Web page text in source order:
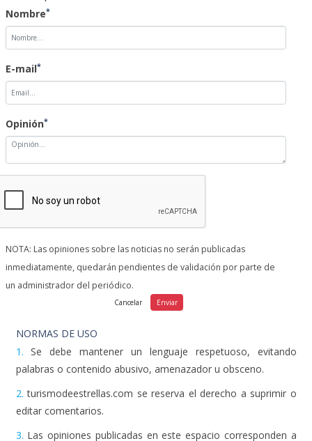
E-mail
Opinión
NOTA: Las opiniones sobre las noticias no serán publicadas
NORMAS DE USO
Se debe mantener un lenguaje respetuoso, evitando
2.
turismodeestrellas.com se reserva el derecho a suprimir o
editar comentarios.
3. Las opiniones publicadas en este espacio corresponden a
las de los usuarios y no a turismodeestrellas.com
4. Al enviar un mensaje el autor del mismo acepta las normas